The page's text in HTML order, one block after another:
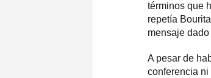
términos que
repetía
mensaje
A pesar de
conferencia